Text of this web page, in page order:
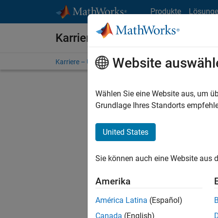
Produkte
Karriere bei MathWorks
Karriere – Übersicht Stellensuche
FILTER:
Stellen
Es
Region
Website
Wählen Sie eine Website aus, um
Grundlage Ihres Standorts
United States
Sie können auch eine Website aus
Amerika
América Latina (Español)
Canada (English)